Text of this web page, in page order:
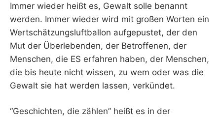
Immer wieder heißt es, Gewalt solle benannt
werden. Immer wieder wird mit großen Worten ein
Wertschätzungsluftballon aufgepustet, der den
Mut der Überlebenden, der Betroffenen, der
Menschen, die ES erfahren haben, der Menschen,
die bis heute nicht wissen, zu wem oder was die
Gewalt sie hat werden lassen, verkündet.
“Geschichten, die zählen” heißt es in der